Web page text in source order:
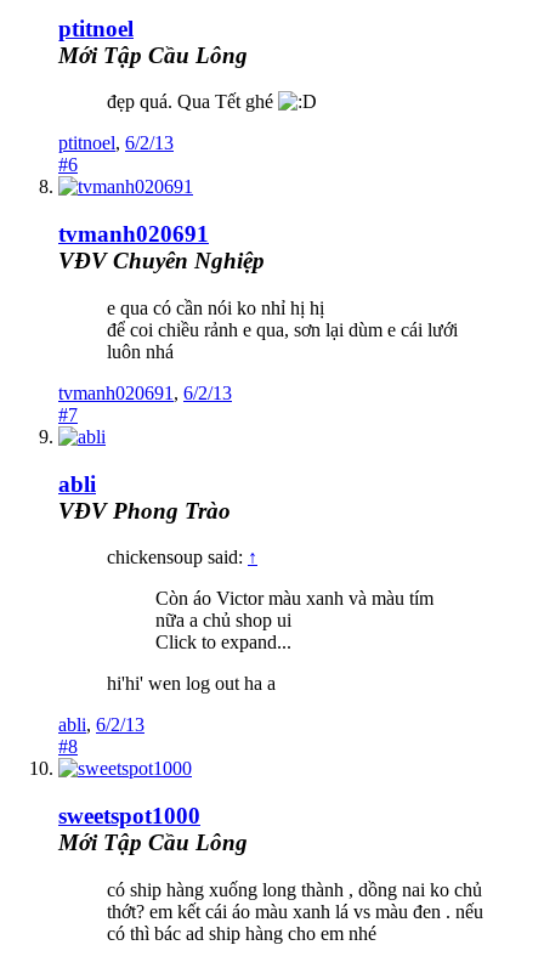
ptitnoel
Mới Tập Cầu Lông
đẹp quá. Qua Tết ghé
ptitnoel, 6/2/13
#6
tvmanh020691
VĐV Chuyên Nghiệp
e qua có cần nói ko nhỉ hị hị
để coi chiều rảnh e qua, sơn lại dùm e cái lưới
luôn nhá
tvmanh020691 , 6/2/13
#7
abli
VĐV Phong Trào
chickensoup said: ↑
Còn áo Victor màu xanh và màu tím
nữa a chủ shop ui
Click to expand...
hi'hi' wen log out ha a
abli, 6/2/13
#8
sweetspot1000
Mới Tập Cầu Lông
có ship hàng xuống long thành , dồng nai ko chủ
thớt? em kết cái áo màu xanh lá vs màu đen . nếu
có thì bác ad ship hàng cho em nhé